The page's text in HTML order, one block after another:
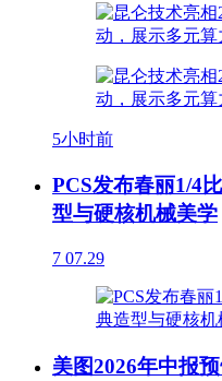
5小时前
PCS发布春丽1/4
型与硬核机械美学
7 07.29
美图2026年中报